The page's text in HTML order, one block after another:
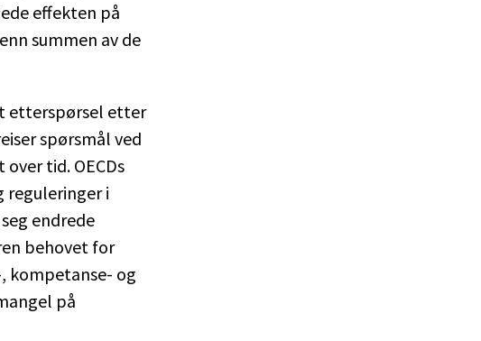
effekten på
summen av de
etterspørsel etter
spørsmål ved
tid. OECDs
reguleringer i
endrede
behovet for
kompetanse- og
på